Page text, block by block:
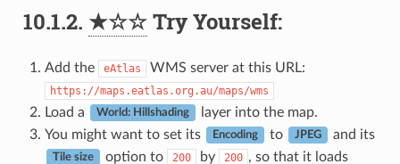
10.1.2. ★☆☆Try Yourself:
Add the eAtlas WMS server at this URL:
https://maps.eatlas.org.au/maps/wms
Load a World: Hillshading
layer into the map.
You might want to set its
Encoding to JPEG and its
Tile size option to 200 by 200 , so that it loads